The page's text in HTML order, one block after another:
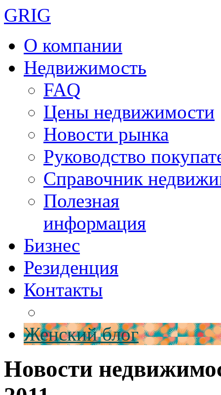
GRIG
О компании
Недвижимость
FAQ
Цены недвижимости
Новости рынка
Руководство
Справочник
Полезная
информация
Бизнес
Резиденция
Контакты
Женский блог
Новости